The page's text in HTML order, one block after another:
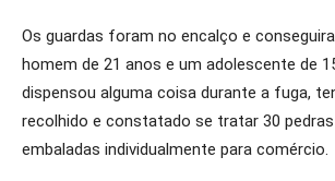
Os guardas foram no encalço e
homem de 21 anos e um adolescente de
dispensou alguma coisa durante a fuga,
recolhido e constatado se tratar 30 pedras
embaladas individualmente para comércio.